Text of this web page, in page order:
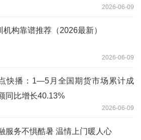
2026-06-09
构靠谱推荐（2026最新）
2026-06-09
快播：1—5月全国期货市场累计成
同比增长40.13%
2026-06-09
服务不惧酷暑 温情上门暖人心